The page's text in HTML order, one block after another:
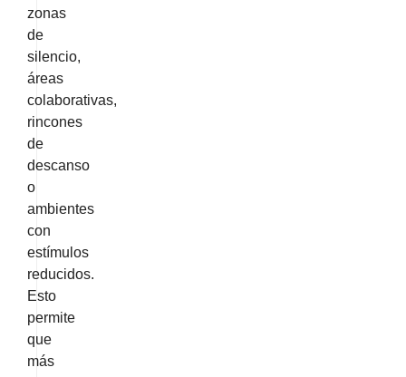
zonas
de
silencio,
áreas
colaborativas,
rincones
de
descanso
o
ambientes
con
estímulos
reducidos.
Esto
permite
que
más